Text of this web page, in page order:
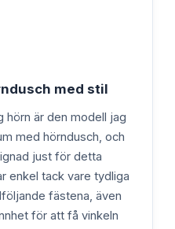
med stil
hörn är den modell jag
med hörndusch, och
just för detta
enkel tack vare tydliga
fästena, även
för att få vinkeln